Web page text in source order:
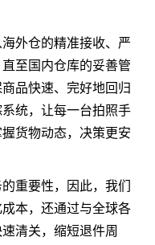
外仓的精准接收、严
至国内仓库的妥善管
品快速、完好地回归
统，让每一台拍照手
货物动态，决策更安
重要性，因此，我们
本，还通过与全球各
清关，缩短退件周